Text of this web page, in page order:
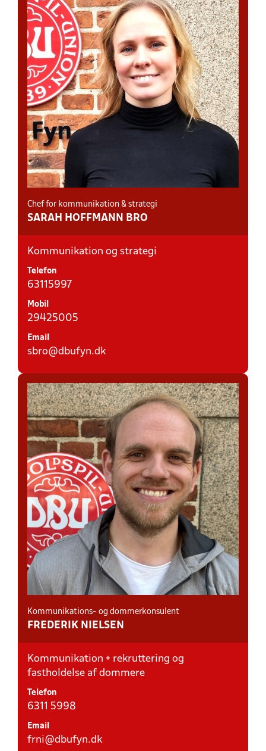
Chef for kommunikation & strategi
SARAH HOFFMANN BRO
Kommunikation og strategi
Telefon
63115997
Mobil
29425005
Email
sbro@dbufyn.dk
Kommunikations- og dommerkonsulent
FREDERIK NIELSEN
Kommunikation + rekruttering og
fastholdelse af dommere
Telefon
6311 5998
Email
frni@dbufyn.dk